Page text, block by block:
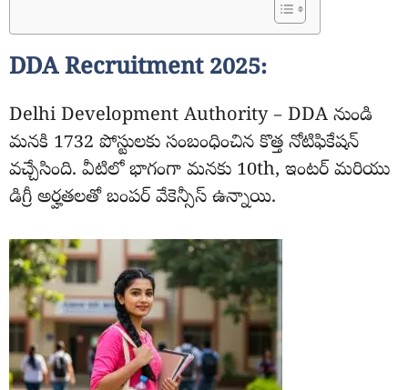
DDA Recruitment 2025:
Delhi Development Authority – DDA నుండి
మనకి 1732 పోస్టులకు సంబంధించిన కొత్త నోటిఫికేషన్
వచ్చేసింది. వీటిలో భాగంగా మనకు 10th, ఇంటర్ మరియు
డిగ్రీ అర్హతలతో బంపర్ వేకెన్సీస్ ఉన్నాయి.